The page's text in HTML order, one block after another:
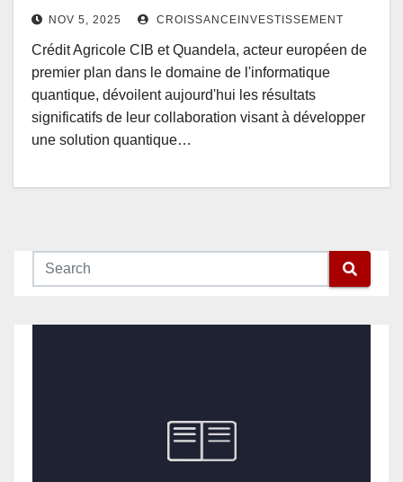
NOV 5, 2025 CROISSANCEINVESTISSEMENT
Crédit Agricole CIB et Quandela, acteur européen de
premier plan dans le domaine de l'informatique
quantique, dévoilent aujourd'hui les résultats
significatifs de leur collaboration visant à développer
une solution quantique…